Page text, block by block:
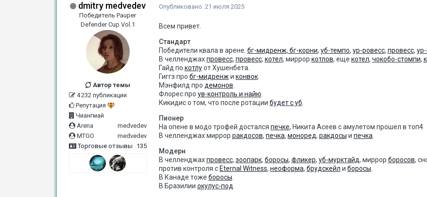
dmitry medvedev
Победитель Pauper
Defender Cup Vol.1
Автор темы
4 232 публикации
Репутация
Чиангмай
Arena
medvedev
MTGO
medvedev
Торговые отзывы
135
Опубликовано: 21 июля 2025
Всем привет.
Стандарт
Победители квала в арене: бг-мидренж, бг-корни, уб-темпо, ур-ровесс, провесс,
В челленджахпровесс, провесс, котел, миррор котлов, еще котел, чокобо-стомпи,
Гайд по котлуот Хушенбета.
Гиггз про бг-мидренжи конвок.
Мэнфилд про демонов.
Флорес про ув-контроль и найю.
Кикидис о том, что после ротации будет с уб.
Пионер
На опене в модо трофей достался печке, Никита Асеев с амулетом прошел в топ4.
В челленджах миррор ракдосов, печка, моноред, ракдосы и печка.
Модерн
В челленджахпровесс, зоопарк, боросы, фликер, уб-мурктайд, миррор боросов,
против контроля с Eternal Witness, неоформа, брудскейл и боросы.
В Канаде тоже боросы.
В Бразилии окулус-под.